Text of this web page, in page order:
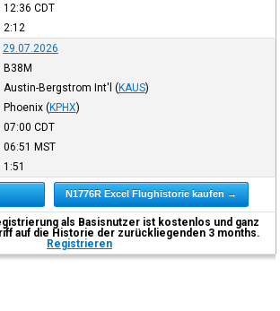
12:36 CDT
2:12
29.07.2026
B38M
Austin-Bergstrom Int'l (KAUS)
Phoenix (KPHX)
07:00 CDT
06:51 MST
1:51
N1776R Excel Flughistorie kaufen →
als Basisnutzer ist kostenlos und ganz
auf die Historie der zurückliegenden 3 months.
Registrieren